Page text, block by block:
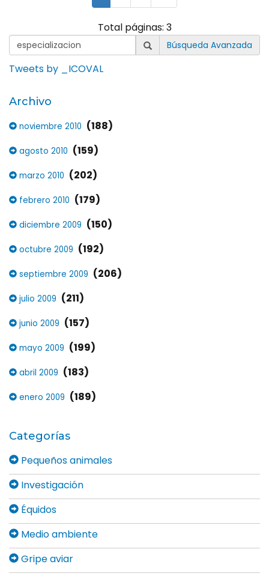
Total páginas: 3
Búsqueda Avanzada
Tweets by _ICOVAL
Archivo
noviembre 2010 (188)
agosto 2010 (159)
marzo 2010 (202)
febrero 2010 (179)
diciembre 2009 (150)
octubre 2009 (192)
septiembre 2009 (206)
julio 2009 (211)
junio 2009 (157)
mayo 2009 (199)
abril 2009 (183)
enero 2009 (189)
Categorías
Pequeños animales
Investigación
Équidos
Medio ambiente
Gripe aviar